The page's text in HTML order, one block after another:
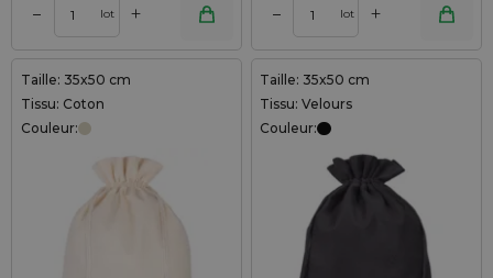
– lot + – lot +
Taille: 35x50 cm
Tissu: Coton
Couleur:
Taille: 35x50 cm
Tissu: Velours
Couleur: